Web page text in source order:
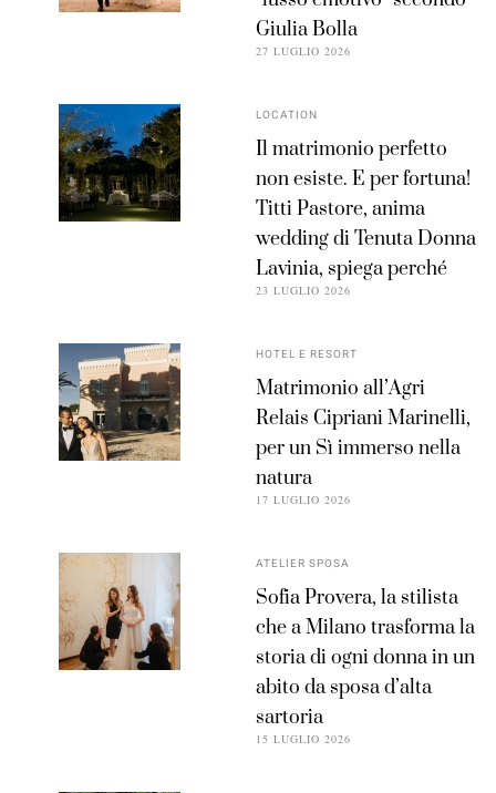
Giulia Bolla
27 LUGLIO 2026
LOCATION
Il matrimonio perfetto
non esiste. E per fortuna!
Titti Pastore, anima
wedding di Tenuta Donna
Lavinia, spiega perché
23 LUGLIO 2026
HOTEL E RESORT
Matrimonio all’Agri
Relais Cipriani Marinelli,
per un Sì immerso nella
natura
17 LUGLIO 2026
ATELIER SPOSA
Sofia Provera, la stilista
che a Milano trasforma la
storia di ogni donna in un
abito da sposa d’alta
sartoria
15 LUGLIO 2026